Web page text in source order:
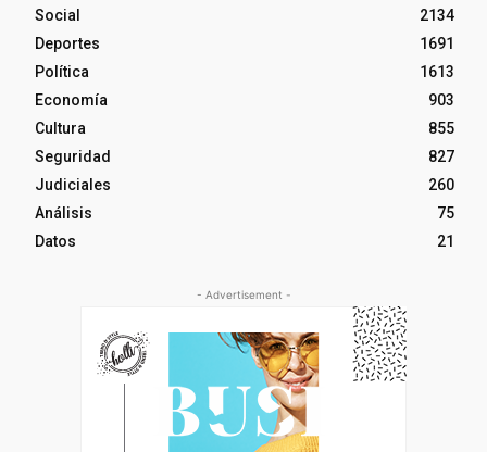
Social
2134
Deportes
1691
Política
1613
Economía
903
Cultura
855
Seguridad
827
Judiciales
260
Análisis
75
Datos
21
- Advertisement -